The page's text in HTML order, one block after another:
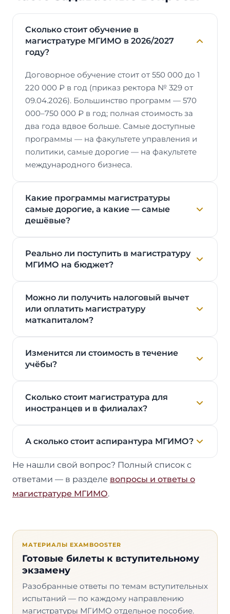
Сколько стоит обучение в
магистратуре МГИМО в 2026/2027
году?
Договорное обучение стоит от 550 000 до 1
220 000 ₽ в год (приказ ректора № 329 от
09.04.2026). Большинство программ — 570
000–750 000 ₽ в год; полная стоимость за
два года вдвое больше. Самые доступные
программы — на факультете управления и
политики, самые дорогие — на факультете
международного бизнеса.
Какие программы магистратуры
самые дорогие, а какие — самые
дешёвые?
Реально ли поступить в магистратуру
МГИМО на бюджет?
Можно ли получить налоговый вычет
или оплатить магистратуру
маткапиталом?
Изменится ли стоимость в течение
учёбы?
Сколько стоит магистратура для
иностранцев и в филиалах?
А сколько стоит аспирантура МГИМО?
Не нашли свой вопрос? Полный список с
ответами — в разделе вопросы и ответы о
магистратуре МГИМО.
МАТЕРИАЛЫ EXAMBOOSTER
Готовые билеты к вступительному
экзамену
Разобранные ответы по темам вступительных
испытаний — по каждому направлению
магистратуры МГИМО отдельное пособие.